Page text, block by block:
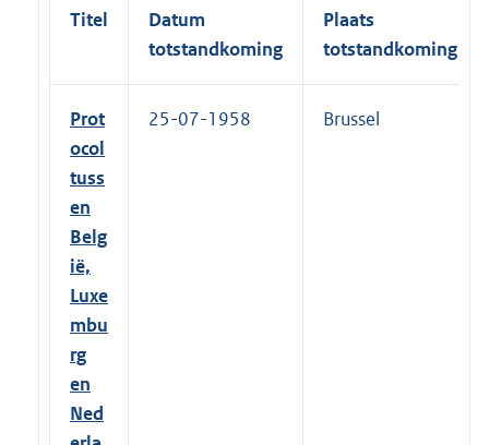
Titel
Datum
totstandkoming
Plaats
totstandkoming
Prot
ocol
tuss
en
Belg
ië,
Luxe
mbu
rg
en
Ned
25-07-1958 Brussel